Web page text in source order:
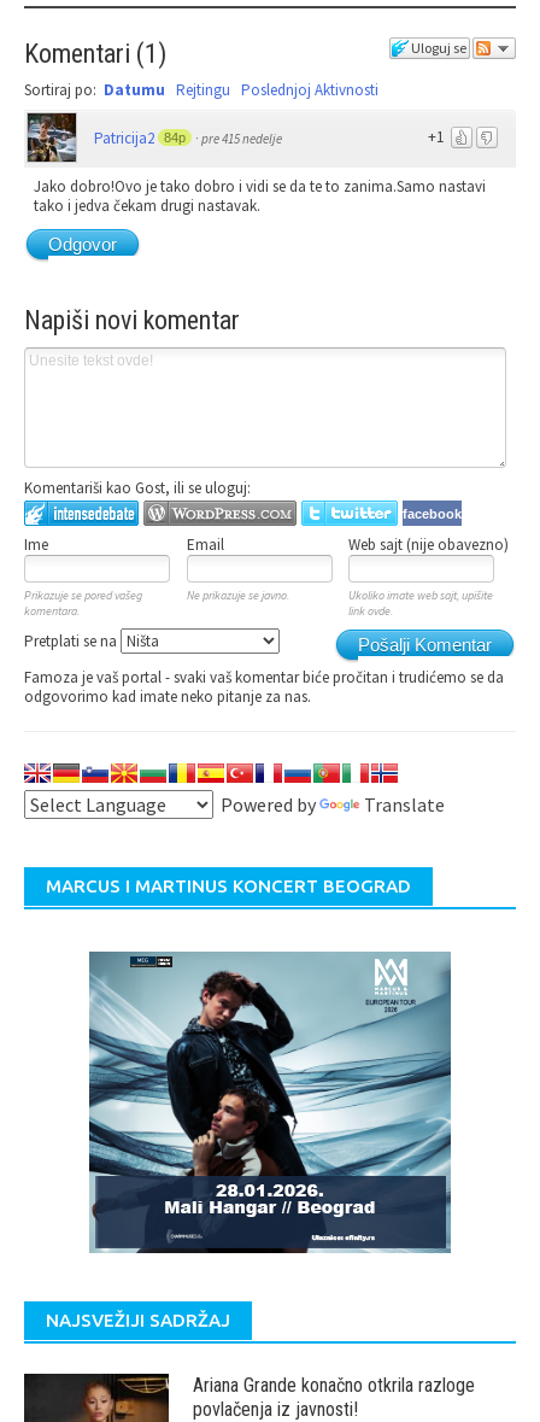
Uloguj se
Komentari (1 )
Sortiraj po: Datumu Rejtingu Poslednjoj Aktivnosti
+1
Patricija2 84p · pre 415 nedelje
Jako dobro!Ovo je tako dobro i vidi se da te to zanima.Samo nastavi
tako i jedva čekam drugi nastavak.
Odgovor
Napiši novi komentar
Komentariši kao Gost, ili se uloguj:
facebook
Ime Email Web sajt (nije obavezno)
Prikazuje se pored vašeg
komentara.
Ne prikazuje se javno.
Ukoliko imate web sajt, upišite
link ovde.
Pošalji Komentar
Pretplati se na
Famoza je vaš portal - svaki vaš komentar biće pročitan i trudićemo se da
odgovorimo kad imate neko pitanje za nas.
Powered by Translate
MARCUS I MARTINUS KONCERT BEOGRAD
NAJSVEŽIJI SADRŽAJ
Ariana Grande konačno otkrila razloge
povlačenja iz javnosti!